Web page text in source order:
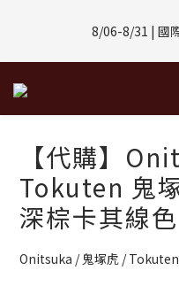
(數量
8/06-8/31 | 國
8/08-8/10 | 全
8/01-8/31 | 任選2件
(數量
【代購】
Tokuten 鬼
深棕卡其線色
Onitsuka / 鬼塚虎 / Tokuten